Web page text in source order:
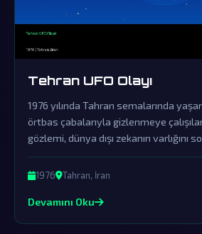
Tehran UFO Olayı
1976 yılında Tahran semalarında
örtbas çabalarıyla gizlenmeye çalışılan
gözlemi, dünya dışı zekanın varlığını
vakalardan biridir.
1976 Tahran, İran
Devamını Oku